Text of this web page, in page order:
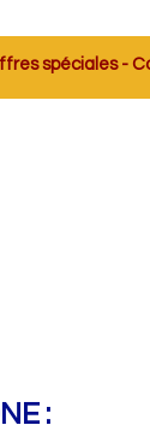
spéciales -
: